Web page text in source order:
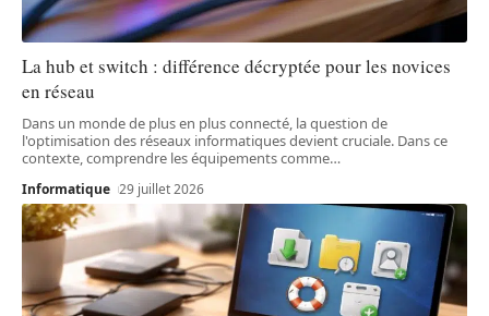
La hub et switch : différence décryptée pour les novices
en réseau
Dans un monde de plus en plus connecté, la question de
l'optimisation des réseaux informatiques devient cruciale. Dans ce
contexte, comprendre les équipements comme…
Informatique 29 juillet 2026